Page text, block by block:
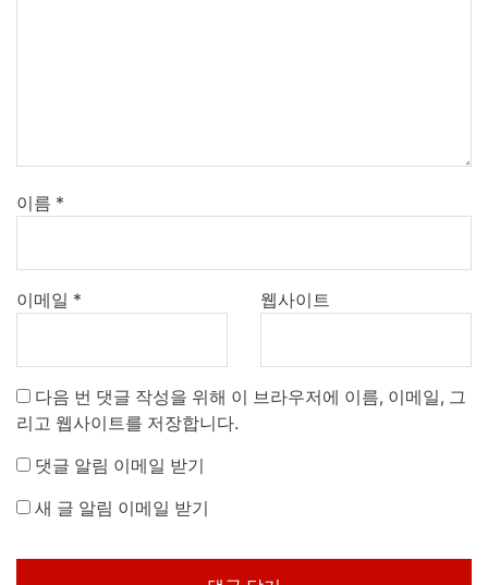
이름 *
이메일 * 웹사이트
다음 번 댓글 작성을 위해 이 브라우저에 이름, 이메일, 그
리고 웹사이트를 저장합니다.
댓글 알림 이메일 받기
새 글 알림 이메일 받기